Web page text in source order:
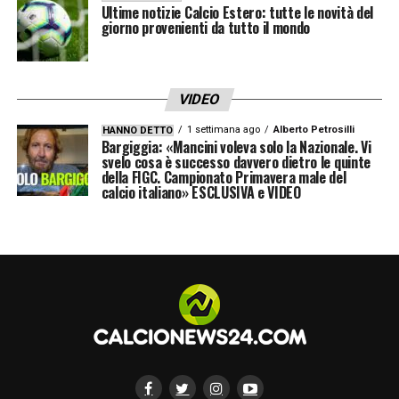
Con la presenza di Lautaro Martinez –
ritenuto uomo chiave di questi anni all’Inter –
sacrificio di Marcus Thuram potrebbe
rappresentare un’idea da prendere in
considerazione da parte di Marotta. L’ad
nerazzurro è sempre attento alle possibili
Ultime notizie Calcio Estero: tutte le novità del
giorno provenienti da tutto il mondo
VIDEO
HANNO DETTO 1 settimana ago Alberto Petrosilli
Bargiggia: «Mancini voleva solo la Nazionale. Vi
svelo cosa è successo davvero dietro le quinte
della FIGC. Campionato Primavera male del
calcio italiano» ESCLUSIVA e VIDEO